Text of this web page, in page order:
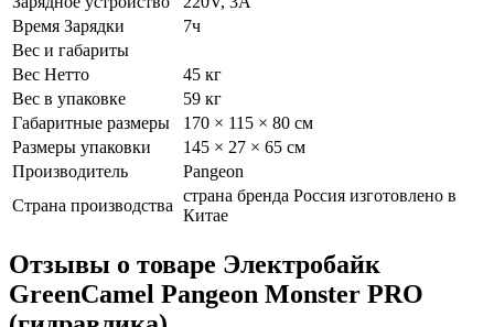
Время Зарядки
7ч
Вес и габариты
Вес Нетто
45 кг
Вес в упаковке
59 кг
Габаритные размеры
170 × 115 × 80 см
Размеры упаковки
145 × 27 × 65 см
Производитель
Pangeon
Страна производства
страна бренда Россия изготовлено в
Китае
Отзывы о товаре Электробайк
GreenCamel Pangeon Monster PRO